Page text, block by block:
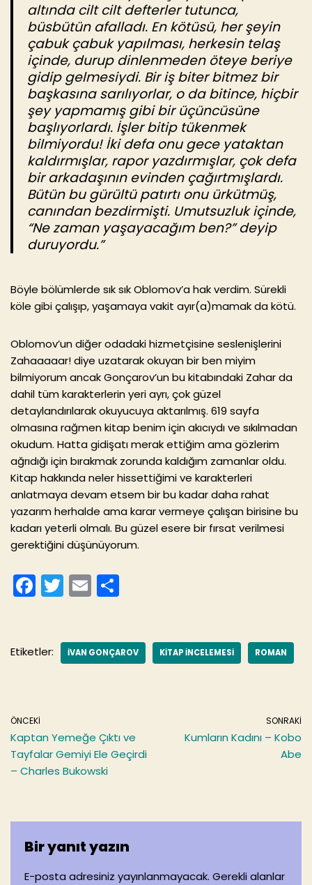
altında cilt cilt defterler tutunca,
büsbütün afalladı. En kötüsü, her şeyin
çabuk çabuk yapılması, herkesin telaş
içinde, durup dinlenmeden öteye beriye
gidip gelmesiydi. Bir iş biter bitmez bir
başkasına sarılıyorlar, o da bitince, hiçbir
şey yapmamış gibi bir üçüncüsüne
başlıyorlardı. İşler bitip tükenmek
bilmiyordu! İki defa onu gece yataktan
kaldırmışlar, rapor yazdırmışlar, çok defa
bir arkadaşının evinden çağırtmışlardı.
Bütün bu gürültü patırtı onu ürkütmüş,
canından bezdirmişti. Umutsuzluk içinde,
“Ne zaman yaşayacağım ben?” deyip
duruyordu.”
Böyle bölümlerde sık sık Oblomov’a hak verdim. Sürekli
köle gibi çalışıp, yaşamaya vakit ayır(a)mamak da kötü.
Oblomov’un diğer odadaki hizmetçisine seslenişlerini
Zahaaaaar! diye uzatarak okuyan bir ben miyim
bilmiyorum ancak Gonçarov’un bu kitabındaki Zahar da
dahil tüm karakterlerin yeri ayrı, çok güzel
detaylandırılarak okuyucuya aktarılmış. 619 sayfa
olmasına rağmen kitap benim için akıcıydı ve sıkılmadan
okudum. Hatta gidişatı merak ettiğim ama gözlerim
ağrıdığı için bırakmak zorunda kaldığım zamanlar oldu.
Kitap hakkında neler hissettiğimi ve karakterleri
anlatmaya devam etsem bir bu kadar daha rahat
yazarım herhalde ama karar vermeye çalışan birisine bu
kadarı yeterli olmalı. Bu güzel esere bir fırsat verilmesi
gerektiğini düşünüyorum.
F
a
e
o
k
T
w
er
E
m
l e
Etiketler: IVAN GONÇAROV KITAP INCELEMESI ROMAN
ÖNCEKI
Kaptan Yemeğe Çıktı ve
Tayfalar Gemiyi Ele Geçirdi
– Charles Bukowski
SONRAKI
Kumların Kadını – Kobo
Abe
Bir yanıt yazın
E-posta adresiniz yayınlanmayacak. Gerekli alanlar